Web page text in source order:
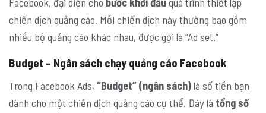
chiến dịch quảng cáo. Mỗi chiến dịch này thường bao gồm
nhiều bộ quảng cáo khác nhau, được gọi là “Ad set.”
Budget – Ngân sách chạy quảng cáo Facebook
Trong Facebook Ads, “Budget” (ngân sách)là số tiền bạn
dành cho một chiến dịch quảng cáo cụ thể. Đây là tổng số